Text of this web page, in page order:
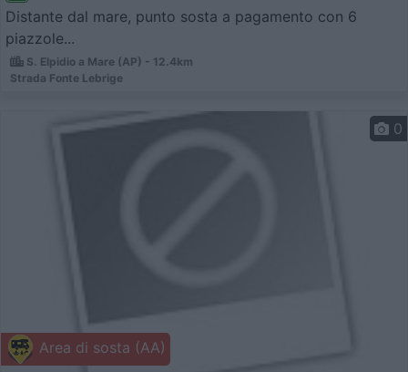
Distante dal mare, punto sosta a pagamento con 6
piazzole...
S. Elpidio a Mare (AP) - 12.4km
Strada Fonte Lebrige
Area di sosta (AA)
0